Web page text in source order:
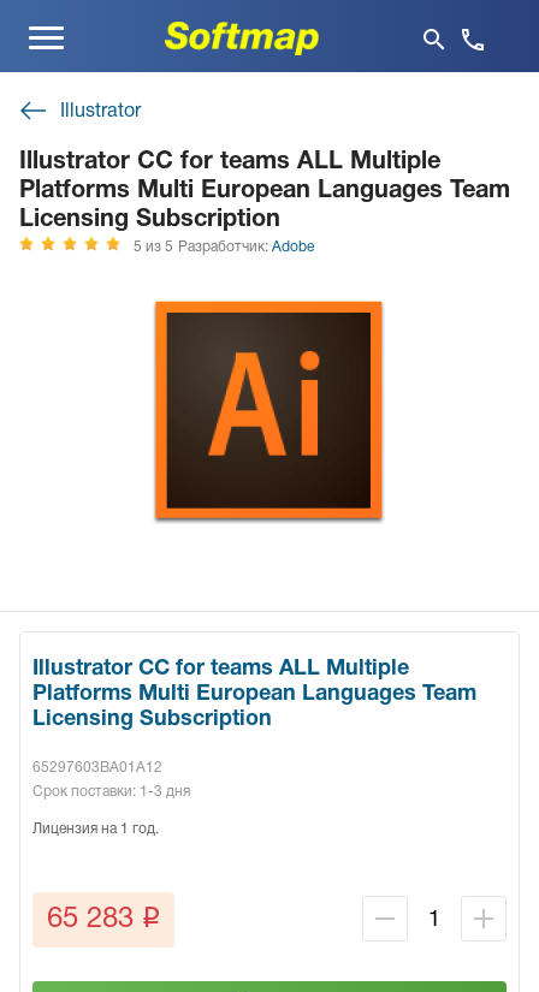
Меню
Illustrator
Illustrator CC for teams ALL Multiple
Platforms Multi European Languages Team
Licensing Subscription
5 из 5 Разработчик: Adobe
Illustrator CC for teams ALL Multiple
Platforms Multi European Languages Team
Licensing Subscription
65297603BA01A12
Срок поставки: 1-3 дня
Лицензия на 1 год.
65 283 q